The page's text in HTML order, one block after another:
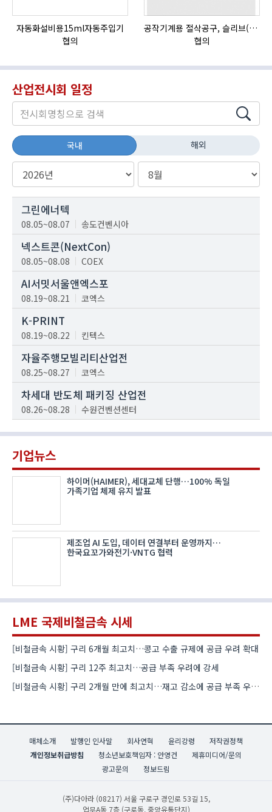
자동화설비용15ml자동주입기
협의
공작기계용 절삭공구, 슬리브(SLEEVE)
협의
산업전시회 일정
국내 해외
그린에너텍
08.05~08.07 송도컨벤시아
넥스트콘(NextCon)
08.05~08.08 COEX
AI서밋서울앤엑스포
08.19~08.21 코엑스
K-PRINT
08.19~08.22 킨텍스
자율주행모빌리티산업전
08.25~08.27 코엑스
차세대 반도체 패키징 산업전
08.26~08.28 수원컨벤션센터
기업뉴스
하이머(HAIMER), 세대교체 단행…100% 독일
가족기업 체제 유지 발표
제조업 AI 도입, 데이터 연결부터 운영까지…
한국요꼬가와전기·VNTG 협력
LME 국제비철금속 시세
[비철금속 시황] 구리 6개월 최고치…콩고 수출 규제에 공급 우려 확대
[비철금속 시황] 구리 12주 최고치…공급 부족 우려에 강세
[비철금속 시황] 구리 2개월 만에 최고치…재고 감소에 공급 부족 우려 확대
매체소개 발행인 인사말 회사연혁 윤리강령
저작권정책
개인정보취급방침
청소년보호책임자 : 안영건
제휴미디어/문의
광고문의
정보드림
(주)다아라 (08217) 서울 구로구 경인로 53길 15,
업무A동 7층 (구로동, 중앙유통단지)